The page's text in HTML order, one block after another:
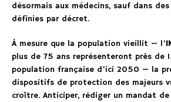
désormais aux médecins, sauf dans
définies par décret.
À mesure que la population vieillit — l’
plus de 75 ans représenteront près de
population française d’ici 2050 — la
dispositifs de protection des majeurs
croître. Anticiper, rédiger un mandat